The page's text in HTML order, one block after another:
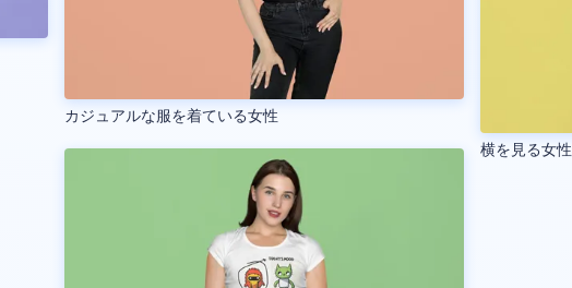
カジュアルな服を着ている女性
横を見る女性